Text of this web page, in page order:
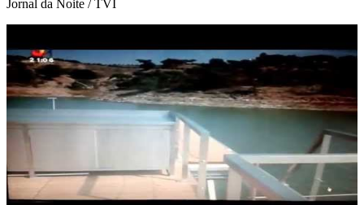
Jornal da Noite / TVI